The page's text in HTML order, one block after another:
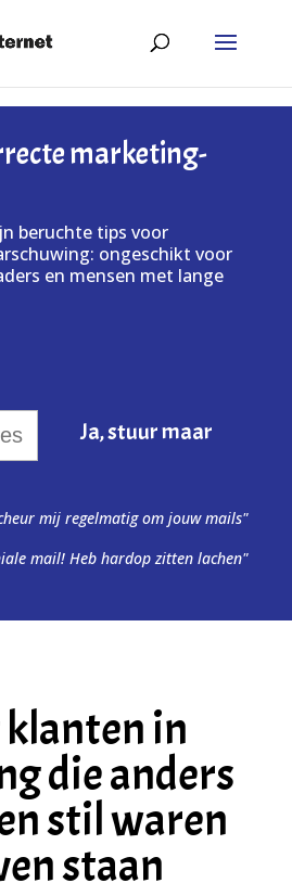
marketing-
beruchte tips voor
ongeschikt voor
en mensen met lange
mij regelmatig om jouw mails"
mail! Heb hardop zitten lachen"
in
die anders
stil waren
staan